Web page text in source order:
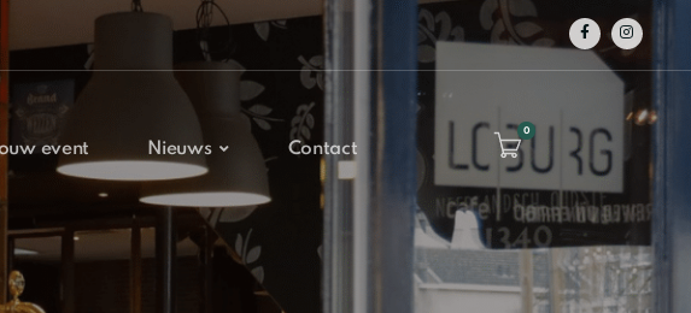
event Nieuws Contact
0